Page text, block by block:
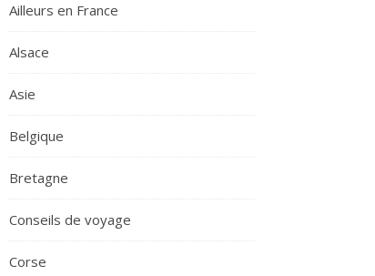
Ailleurs en France
Alsace
Asie
Belgique
Bretagne
Conseils de voyage
Corse